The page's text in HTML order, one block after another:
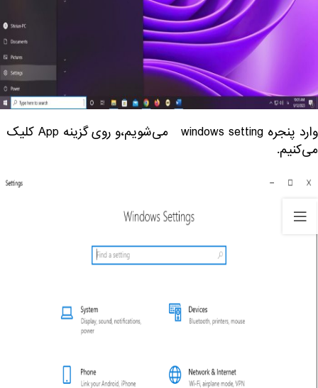
وارد پنجره windows setting می‌شویم،و روی گزینه App کلیک
می‌کنیم.